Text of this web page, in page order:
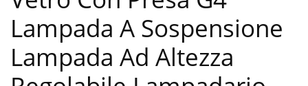
Lampada A Sospensione
Lampada Ad Altezza